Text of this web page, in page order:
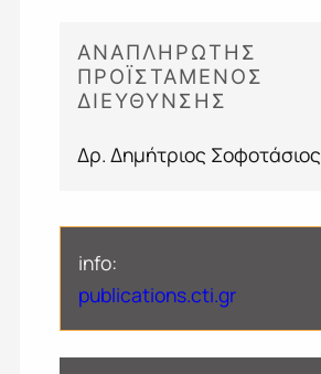
ΑΝΑΠΛΗΡΩΤΗΣ
ΠΡΟΪΣΤΑΜΕΝΟΣ
ΔΙΕΥΘΥΝΣΗΣ
Δρ. Δημήτριος Σοφοτάσιος
info:
publications.cti.gr